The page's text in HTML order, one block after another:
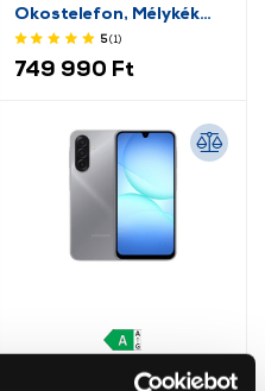
Okostelefon, Mélykék
(MG8R4HX/A)
5(1)
749 990 Ft